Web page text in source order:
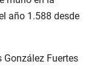
año 1.588 desde
González Fuertes